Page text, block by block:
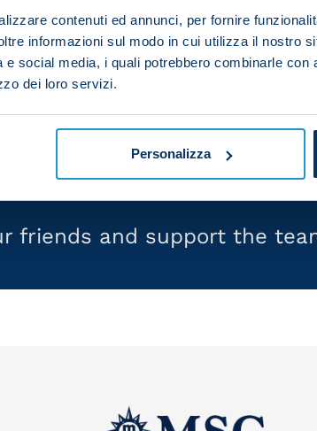
contenuti ed annunci, per fornire
informazioni sul modo in cui utilizza il nostro
e social media, i quali potrebbero combinarle
dei loro servizi.
Personalizza
got a good understanding and have
defending. We’re both youngsters but
win a Scudetto everything is tougher
aware of our strengths and we know that
friends and support the